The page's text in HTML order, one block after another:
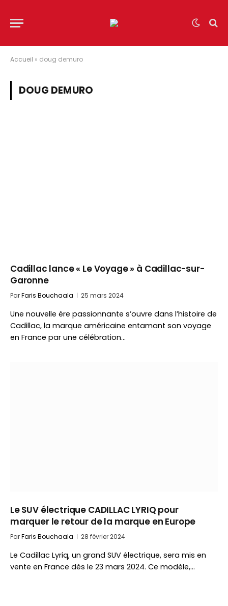
Accueil » doug demuro
DOUG DEMURO
Cadillac lance « Le Voyage » à Cadillac-sur-
Garonne
ParFaris Bouchaala 25 mars 2024
Une nouvelle ère passionnante s’ouvre dans l’histoire de
Cadillac, la marque américaine entamant son voyage
en France par une célébration…
Le SUV électrique CADILLAC LYRIQ pour
marquer le retour de la marque en Europe
ParFaris Bouchaala 28 février 2024
Le Cadillac Lyriq, un grand SUV électrique, sera mis en
vente en France dès le 23 mars 2024. Ce modèle,…